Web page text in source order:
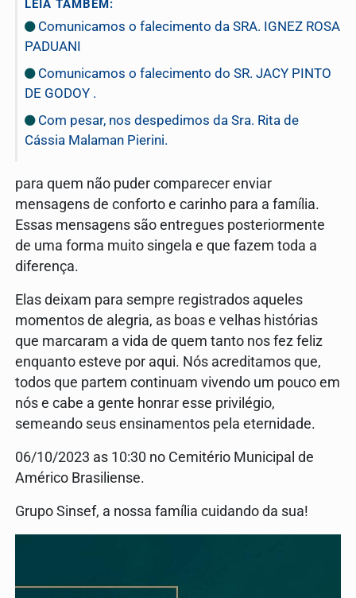
LEIA TAMBÉM:
Comunicamos o falecimento da SRA. IGNEZ ROSA
PADUANI
Comunicamos o falecimento do SR. JACY PINTO
DE GODOY .
Com pesar, nos despedimos da Sra. Rita de
Cássia Malaman Pierini.
para quem não puder comparecer enviar
mensagens de conforto e carinho para a família.
Essas mensagens são entregues posteriormente
de uma forma muito singela e que fazem toda a
diferença.
Elas deixam para sempre registrados aqueles
momentos de alegria, as boas e velhas histórias
que marcaram a vida de quem tanto nos fez feliz
enquanto esteve por aqui. Nós acreditamos que,
todos que partem continuam vivendo um pouco em
nós e cabe a gente honrar esse privilégio,
semeando seus ensinamentos pela eternidade.
06/10/2023 as 10:30 no Cemitério Municipal de
Américo Brasiliense.
Grupo Sinsef, a nossa família cuidando da sua!